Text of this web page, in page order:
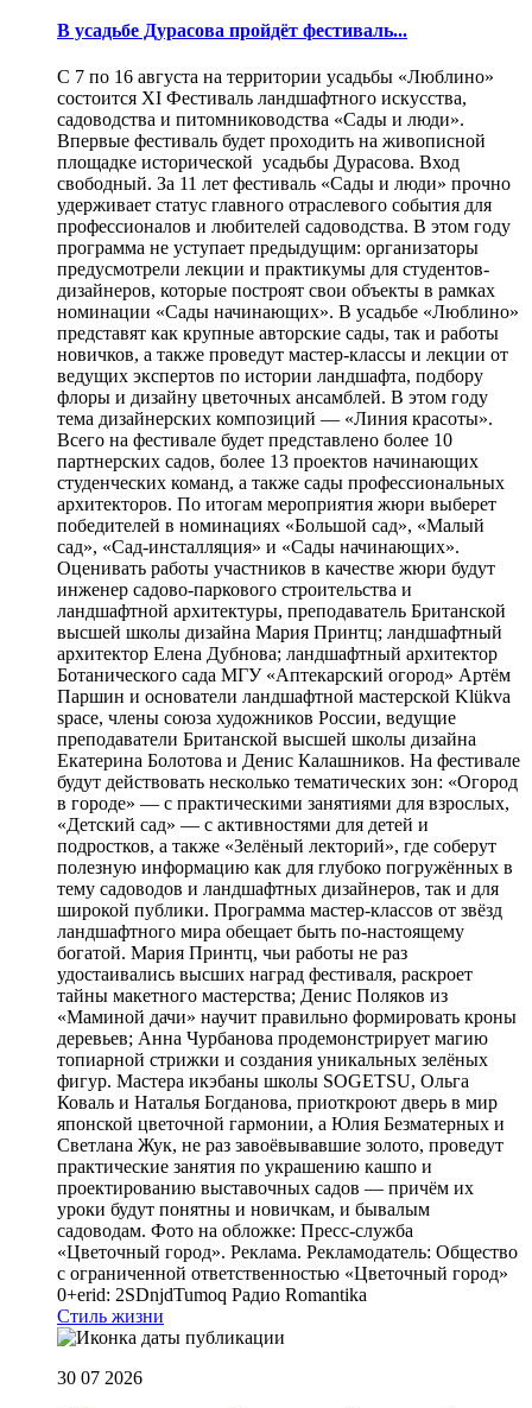
В усадьбе Дурасова пройдёт фестиваль...
С 7 по 16 августа на территории усадьбы «Люблино»
состоится XI Фестиваль ландшафтного искусства,
садоводства и питомниководства «Сады и люди».
Впервые фестиваль будет проходить на живописной
площадке исторической усадьбы Дурасова. Вход
свободный. За 11 лет фестиваль «Сады и люди» прочно
удерживает статус главного отраслевого события для
профессионалов и любителей садоводства. В этом году
программа не уступает предыдущим: организаторы
предусмотрели лекции и практикумы для студентов-
дизайнеров, которые построят свои объекты в рамках
номинации «Сады начинающих». В усадьбе «Люблино»
представят как крупные авторские сады, так и работы
новичков, а также проведут мастер-классы и лекции от
ведущих экспертов по истории ландшафта, подбору
флоры и дизайну цветочных ансамблей. В этом году
тема дизайнерских композиций — «Линия красоты».
Всего на фестивале будет представлено более 10
партнерских садов, более 13 проектов начинающих
студенческих команд, а также сады профессиональных
архитекторов. По итогам мероприятия жюри выберет
победителей в номинациях «Большой сад», «Малый
сад», «Сад-инсталляция» и «Сады начинающих».
Оценивать работы участников в качестве жюри будут
инженер садово-паркового строительства и
ландшафтной архитектуры, преподаватель Британской
высшей школы дизайна Мария Принтц; ландшафтный
архитектор Елена Дубнова; ландшафтный архитектор
Ботанического сада МГУ «Аптекарский огород» Артём
Паршин и основатели ландшафтной мастерской Klükva
space, члены союза художников России, ведущие
преподаватели Британской высшей школы дизайна
Екатерина Болотова и Денис Калашников. На фестивале
будут действовать несколько тематических зон: «Огород
в городе» — с практическими занятиями для взрослых,
«Детский сад» — с активностями для детей и
подростков, а также «Зелёный лекторий», где соберут
полезную информацию как для глубоко погружённых в
тему садоводов и ландшафтных дизайнеров, так и для
широкой публики. Программа мастер-классов от звёзд
ландшафтного мира обещает быть по-настоящему
богатой. Мария Принтц, чьи работы не раз
удостаивались высших наград фестиваля, раскроет
тайны макетного мастерства; Денис Поляков из
«Маминой дачи» научит правильно формировать кроны
деревьев; Анна Чурбанова продемонстрирует магию
топиарной стрижки и создания уникальных зелёных
фигур. Мастера икэбаны школы SOGETSU, Ольга
Коваль и Наталья Богданова, приоткроют дверь в мир
японской цветочной гармонии, а Юлия Безматерных и
Светлана Жук, не раз завоёвывавшие золото, проведут
практические занятия по украшению кашпо и
проектированию выставочных садов — причём их
уроки будут понятны и новичкам, и бывалым
садоводам. Фото на обложке: Пресс-служба
«Цветочный город». Реклама. Рекламодатель: Общество
с ограниченной ответственностью «Цветочный город»
0+erid: 2SDnjdTumoq Радио Romantika
Стиль жизни
30 07 2026